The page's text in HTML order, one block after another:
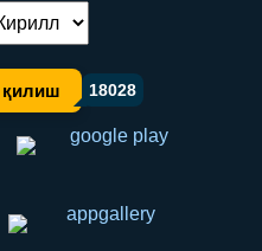
қилиш 18028
ulashish